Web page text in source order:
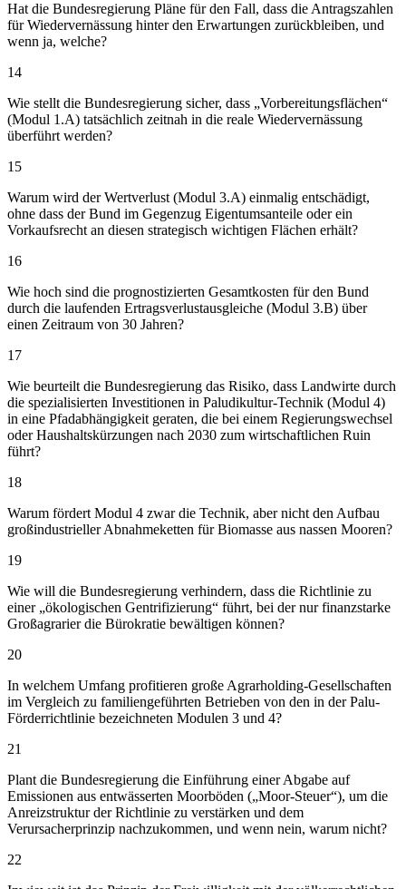
Hat die Bundesregierung Pläne für den Fall, dass die Antragszahlen
für Wiedervernässung hinter den Erwartungen zurückbleiben, und
wenn ja, welche?
14
Wie stellt die Bundesregierung sicher, dass „Vorbereitungsflächen“
(Modul 1.A) tatsächlich zeitnah in die reale Wiedervernässung
überführt werden?
15
Warum wird der Wertverlust (Modul 3.A) einmalig entschädigt,
ohne dass der Bund im Gegenzug Eigentumsanteile oder ein
Vorkaufsrecht an diesen strategisch wichtigen Flächen erhält?
16
Wie hoch sind die prognostizierten Gesamtkosten für den Bund
durch die laufenden Ertragsverlustausgleiche (Modul 3.B) über
einen Zeitraum von 30 Jahren?
17
Wie beurteilt die Bundesregierung das Risiko, dass Landwirte durch
die spezialisierten Investitionen in Paludikultur-Technik (Modul 4)
in eine Pfadabhängigkeit geraten, die bei einem Regierungswechsel
oder Haushaltskürzungen nach 2030 zum wirtschaftlichen Ruin
führt?
18
Warum fördert Modul 4 zwar die Technik, aber nicht den Aufbau
großindustrieller Abnahmeketten für Biomasse aus nassen Mooren?
19
Wie will die Bundesregierung verhindern, dass die Richtlinie zu
einer „ökologischen Gentrifizierung“ führt, bei der nur finanzstarke
Großagrarier die Bürokratie bewältigen können?
20
In welchem Umfang profitieren große Agrarholding-Gesellschaften
im Vergleich zu familiengeführten Betrieben von den in der Palu-
Förderrichtlinie bezeichneten Modulen 3 und 4?
21
Plant die Bundesregierung die Einführung einer Abgabe auf
Emissionen aus entwässerten Moorböden („Moor-Steuer“), um die
Anreizstruktur der Richtlinie zu verstärken und dem
Verursacherprinzip nachzukommen, und wenn nein, warum nicht?
22